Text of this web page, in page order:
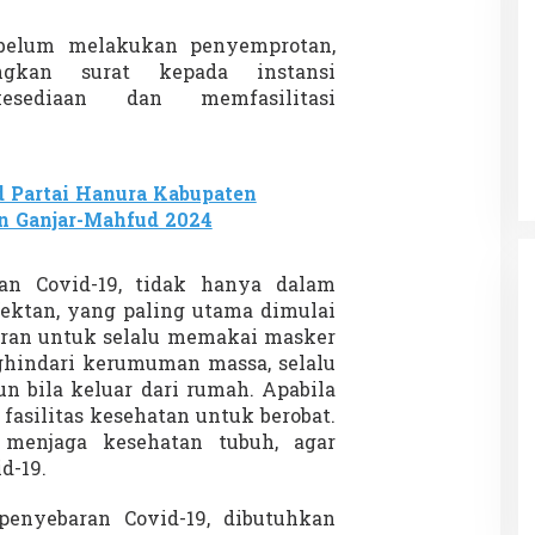
melakukan penyemprotan,
surat kepada instansi
dan memfasilitasi
Partai Hanura Kabupaten
Ganjar-Mahfud 2024
Covid-19, tidak hanya dalam
yang paling utama dimulai
untuk selalu memakai masker
kerumuman massa, selalu
bila keluar dari rumah. Apabila
kesehatan untuk berobat.
kesehatan tubuh, agar
19.
Covid-19, dibutuhkan
Kerajaan Siak
Istimewa Riau
Dinner Bareng Aldy Gagal, Fans